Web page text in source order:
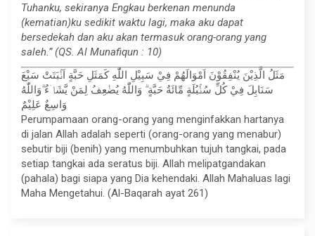
Tuhanku, sekiranya Engkau berkenan menunda
(kematian)ku sedikit waktu lagi, maka aku dapat
bersedekah dan aku akan termasuk orang-orang yang
saleh.” (QS. Al Munafiqun : 10)
مَثَلُ الَّذِيْنَ يُنْفِقُوْنَ اَمْوَالَهُمْ فِيْ سَبِيْلِ اللّٰهِ كَمَثَلِ حَبَّةٍ اَنْۢبَتَتْ سَبْعَ
سَنَابِلَ فِيْ كُلِّ سُنْۢبُلَةٍ مِّائَةُ حَبَّةٍ ۗ وَاللّٰهُ يُضٰعِفُ لِمَنْ يَّشَاۤءُ ۗوَاللّٰهُ
وَاسِعٌ عَلِيْمٌ
Perumpamaan orang-orang yang menginfakkan hartanya
di jalan Allah adalah seperti (orang-orang yang menabur)
sebutir biji (benih) yang menumbuhkan tujuh tangkai, pada
setiap tangkai ada seratus biji. Allah melipatgandakan
(pahala) bagi siapa yang Dia kehendaki. Allah Mahaluas lagi
Maha Mengetahui. (Al-Baqarah ayat 261)